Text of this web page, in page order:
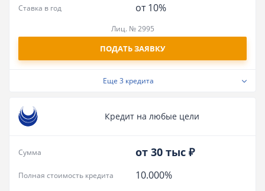
от 10%
Ставка в год
Лиц. № 2995
ПОДАТЬ ЗАЯВКУ
Еще 3 кредита
Кредит на любые цели
от 30 тыс ₽
Сумма
10.000%
Полная стоимость кредита